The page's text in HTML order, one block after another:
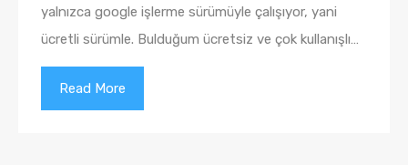
yalnızca google işlerme sürümüyle çalışıyor, yani
ücretli sürümle. Bulduğum ücretsiz ve çok kullanışlı…
Read More